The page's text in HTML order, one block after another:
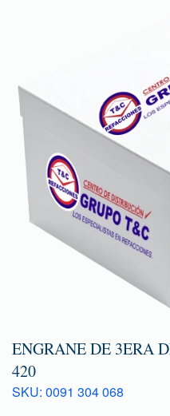
ENGRANE DE 3ERA
420
SKU: 0091 304 068